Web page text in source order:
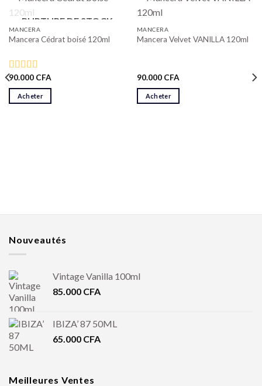
RUPTURE DE STOCK
MANCERA
Mancera Cédrat boisé 120ml
Note5.00
sur 5
90.000 CFA
Acheter
MANCERA
Mancera Velvet VANILLA 120ml
90.000 CFA
Acheter
Nouveautés
Vintage Vanilla 100ml
85.000 CFA
IBIZA’ 87 50ML
65.000 CFA
Meilleures Ventes